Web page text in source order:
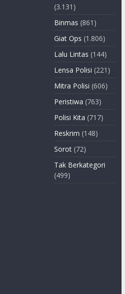
(3.131)
Binmas (861)
Giat Ops (1.806)
Lalu Lintas (144)
Lensa Polisi (221)
Mitra Polisi (606)
Peristiwa (763)
Polisi Kita (717)
Reskrim (148)
Sorot (72)
Tak Berkategori
(499)